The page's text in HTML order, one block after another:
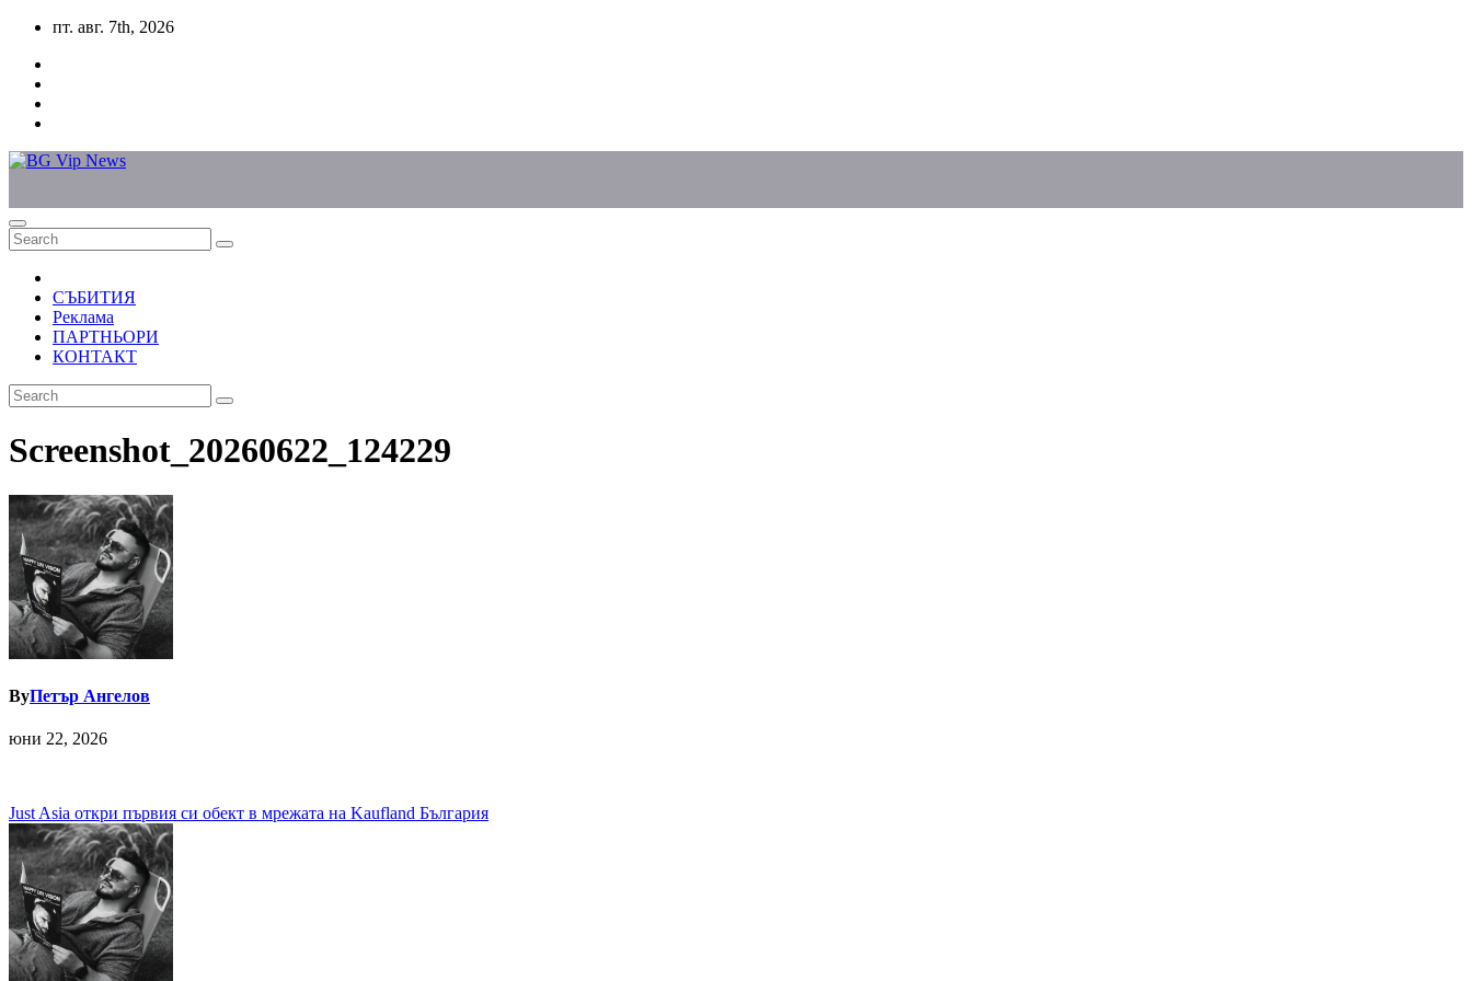
Skip
content
пт. авг. 7th, 2026
СЪБИТИЯ
Реклама
ПАРТНЬОРИ
КОНТАКТ
Screenshot_20260622_124229
ByПетър Ангелов
юни 22, 2026
Навигация
Just Asia откри първия си обект в мрежата на Kaufland България